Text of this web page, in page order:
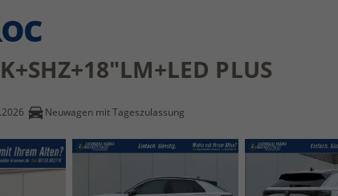
PLUS
Neuwagen mit Tageszulassung